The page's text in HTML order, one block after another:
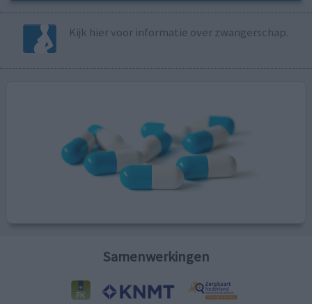
Kijk hier voor informatie over zwangerschap.
Samenwerkingen